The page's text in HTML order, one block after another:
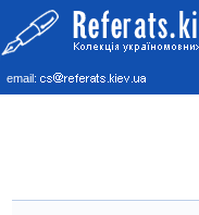
email: